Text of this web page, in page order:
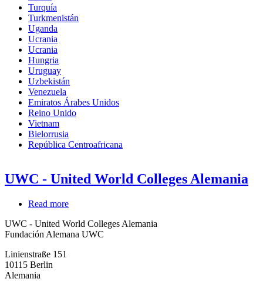
Turquía
Turkmenistán
Uganda
Ucrania
Ucrania
Hungria
Uruguay
Uzbekistán
Venezuela
Emiratos Árabes Unidos
Reino Unido
Vietnam
Bielorrusia
República Centroafricana
UWC - United World Colleges Alemania
Read more
-
United
UWC - United World Colleges Alemania
Fundación Alemana UWC
Linienstraße 151
10115 Berlin
Alemania